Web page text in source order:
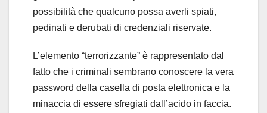
possibilità che qualcuno possa averli spiati,
pedinati e derubati di credenziali riservate.
L’elemento “terrorizzante” è rappresentato dal
fatto che i criminali sembrano conoscere la vera
password della casella di posta elettronica e la
minaccia di essere sfregiati dall’acido in faccia.